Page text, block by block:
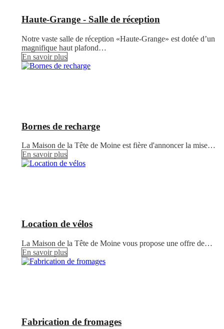
Haute-Grange - Salle de réception
Notre vaste salle de réception «Haute-Grange» est dotée d’un
magnifique haut plafond…
En savoir plus
Bornes de recharge
La Maison de la Tête de Moine est fière d'annoncer la mise…
En savoir plus
Location de vélos
La Maison de la Tête de Moine vous propose une offre de…
En savoir plus
Fabrication de fromages